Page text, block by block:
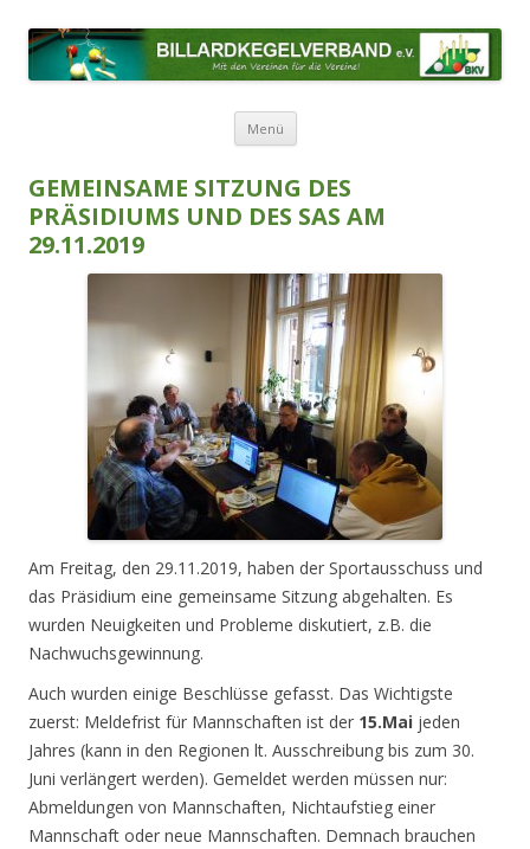
Menü Zum Inhalt springen
GEMEINSAME SITZUNG DES
PRÄSIDIUMS UND DES SAS AM
29.11.2019
Am Freitag, den 29.11.2019, haben der Sportausschuss und
das Präsidium eine gemeinsame Sitzung abgehalten. Es
wurden Neuigkeiten und Probleme diskutiert, z.B. die
Nachwuchsgewinnung.
Auch wurden einige Beschlüsse gefasst. Das Wichtigste
zuerst: Meldefrist für Mannschaften ist der 15.Mai jeden
Jahres (kann in den Regionen lt. Ausschreibung bis zum 30.
Juni verlängert werden). Gemeldet werden müssen nur:
Abmeldungen von Mannschaften, Nichtaufstieg einer
Mannschaft oder neue Mannschaften. Demnach brauchen